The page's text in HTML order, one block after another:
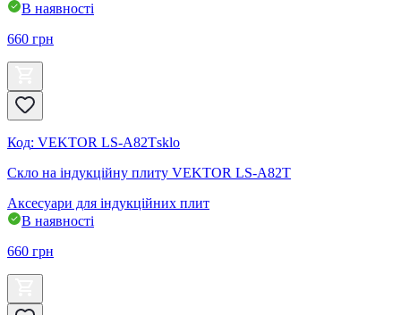
В наявності
660 грн
Код: VEKTOR LS-A82Тsklo
Скло на індукційну плиту VEKTOR LS-A82Т
Аксесуари для індукційних плит
В наявності
660 грн